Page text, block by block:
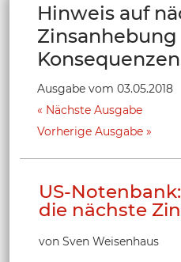
Hinweis auf
Zinsanhebung
Ausgabe vom 03.05.2018
Nächste Ausgabe
Vorherige Ausgabe
US-
die nächste
von Sven Weisenhaus